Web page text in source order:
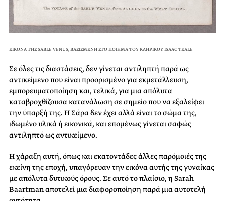
ΕΙΚΟΝΑ ΤΗΣ SABLE VENUS, ΒΑΣΙΣΜΕΝΗ ΣΤΟ ΠΟΙΗΜΑ ΤΟΥ ΚΛΗΡΙΚΟΥ ISAAC TEALE
Σε όλες τις διαστάσεις, δεν γίνεται αντιληπτή παρά ως
αντικείμενο που είναι προορισμένο για εκμετάλλευση,
εμπορευματοποίηση και, τελικά, για μια απόλυτα
καταβροχθίζουσα κατανάλωση σε σημείο που να εξαλείφει
την ύπαρξή της. Η Σάρα δεν έχει αλλά είναι το σώμα της,
ιδωμένο υλικά ή εικονικά, και επομένως γίνεται σαφώς
αντιληπτό ως αντικείμενο.
Η χάραξη αυτή, όπως και εκατοντάδες άλλες παρόμοιές της
εκείνη της εποχή, υπαγόρευαν την εικόνα αυτής της γυναίκας
με απόλυτα δυτικούς όρους. Σε αυτό το πλαίσιο, η Sarah
Baartman αποτελεί μια διαφοροποίηση παρά μια αυτοτελή